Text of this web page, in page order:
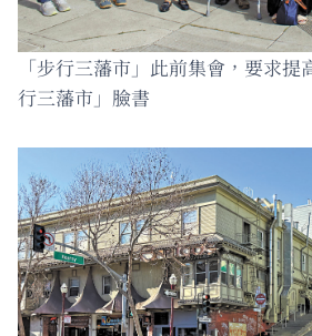
「步行三藩市」此前集會，要求
行三藩市」臉書